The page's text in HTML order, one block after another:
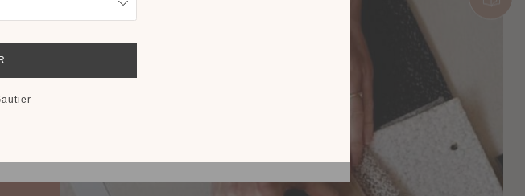
RECEVOIR LE CATALOGUE 2026